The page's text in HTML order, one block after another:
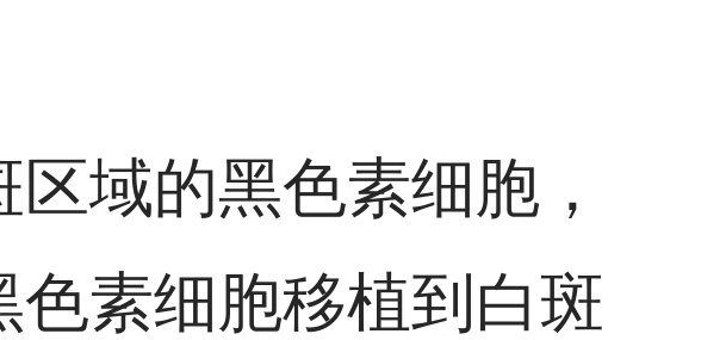
域的黑色素细胞，
素细胞移植到白斑